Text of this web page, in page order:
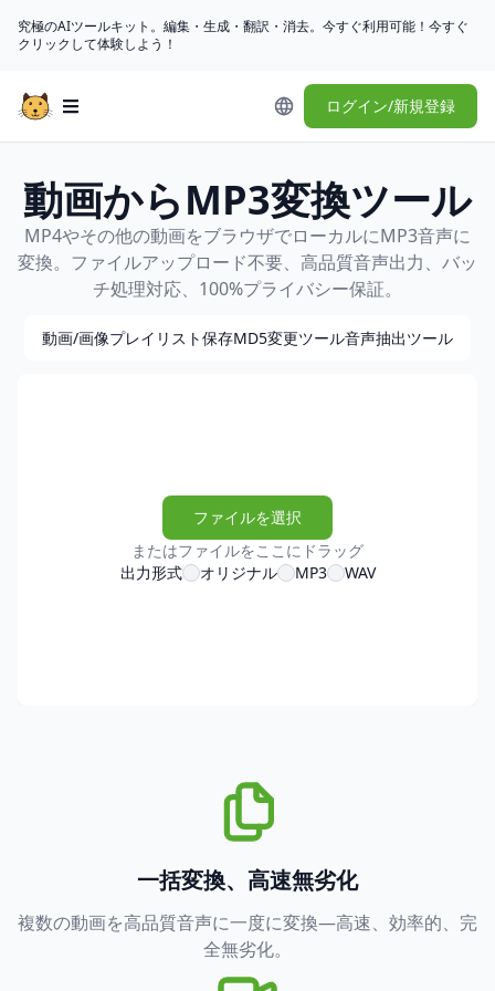
究極のAIツールキット。編集・生成・翻訳・消去。今すぐ利用可能！今すぐ
クリックして体験しよう！
Open main menu ログイン/新規登録
動画からMP3変換ツール
MP4やその他の動画をブラウザでローカルにMP3音声に
変換。ファイルアップロード不要、高品質音声出力、バッ
チ処理対応、100%プライバシー保証。
動画/画像プレイリスト保存MD5変更ツール音声抽出ツール
ファイルを選択
またはファイルをここにドラッグ
出力形式
オリジナル MP3 WAV
一括変換、高速無劣化
複数の動画を高品質音声に一度に変換—高速、効率的、完
全無劣化。